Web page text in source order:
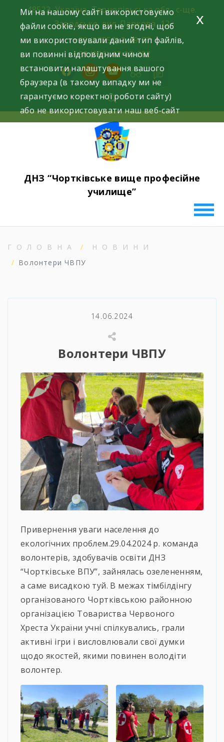
content
48523, Україна, Тернопільська обл., с-ще.
Заводське, вул. Паркова, 12
+38 (03552) 2-49-77
+38 (096) 42-93-282
facebookinstagramyoutube
ДНЗ “Чортківське вище професійне
училище”
ГОЛОВНА
НОВИНИ
Волонтери ЧВПУ
14.06.2024
Волонтери ЧВПУ
Привернення уваги населення до
екологічних проблем.29.04.2024 р. команда
волонтерів, здобувачів освіти ДНЗ
“Чортківське ВПУ”, зайнялась озелененням,
а саме висадкою туй. В межах тімбілдінгу
організованого Чортківською районною
організацією Товариства Червоного
Хреста України учні спілкувались, грали
активні ігри і висловлювали свої думки
щодо якостей, якими повинен володіти
волонтер.
Ми на нашому сайті використовуємо
файли cookie, якщо ви не згодні, щоб
ми використовували даний тип файлів,
ви повинні відповідним чином
встановити налаштування вашого
браузера (в такому випадку ми не
гарантуємо коректної роботи сайту)
або не використовувати наш веб-сайт
x